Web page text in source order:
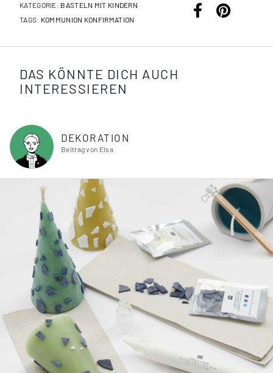
KATEGORIE: BASTELN MIT KINDERN
TAGS: KOMMUNION KONFIRMATION
DAS KÖNNTE DICH AUCH
INTERESSIEREN
DEKORATION
Beitrag von Elsa